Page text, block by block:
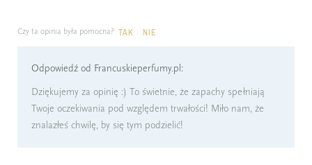
Czy ta opinia była pomocna? TAK NIE
Odpowiedź od Francuskieperfumy.pl:
Dziękujemy za opinię :) To świetnie, że zapachy spełniają
Twoje oczekiwania pod względem trwałości! Miło nam, że
znalazłeś chwilę, by się tym podzielić!